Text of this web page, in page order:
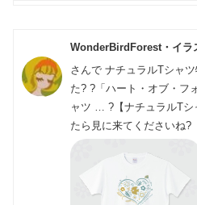
WonderBirdForest・イラ
さんで ナチュラルTシャ
た? ?「ハート・オブ・フ
ャツ … ?【ナチュラルTシ
たら見に来てくださいね?